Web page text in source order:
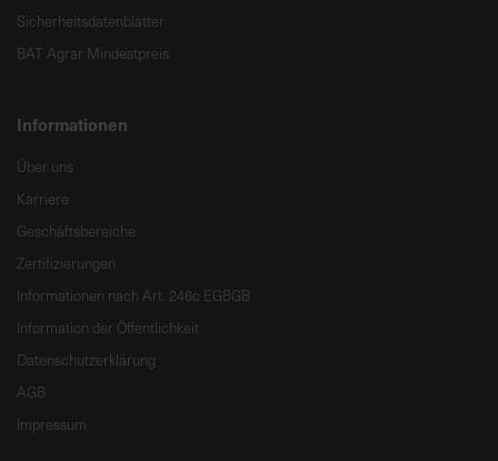
Sicherheitsdatenblätter
BAT Agrar Mindestpreis
Informationen
Über uns
Karriere
Geschäftsbereiche
Zertifizierungen
Informationen nach Art. 246c EGBGB
Information der Öffentlichkeit
Datenschutzerklärung
AGB
Impressum